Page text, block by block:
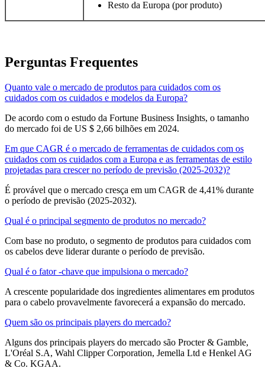
Resto da Europa (por produto)
Perguntas Frequentes
Quanto vale o mercado de produtos para cuidados com os
cuidados com os cuidados e modelos da Europa?
De acordo com o estudo da Fortune Business Insights, o tamanho
do mercado foi de US $ 2,66 bilhões em 2024.
Em que CAGR é o mercado de ferramentas de cuidados com os
cuidados com os cuidados com a Europa e as ferramentas de estilo
projetadas para crescer no período de previsão (2025-2032)?
É provável que o mercado cresça em um CAGR de 4,41% durante
o período de previsão (2025-2032).
Qual é o principal segmento de produtos no mercado?
Com base no produto, o segmento de produtos para cuidados com
os cabelos deve liderar durante o período de previsão.
Qual é o fator -chave que impulsiona o mercado?
A crescente popularidade dos ingredientes alimentares em produtos
para o cabelo provavelmente favorecerá a expansão do mercado.
Quem são os principais players do mercado?
Alguns dos principais players do mercado são Procter & Gamble,
L'Oréal S.A, Wahl Clipper Corporation, Jemella Ltd e Henkel AG
& Co. KGAA.